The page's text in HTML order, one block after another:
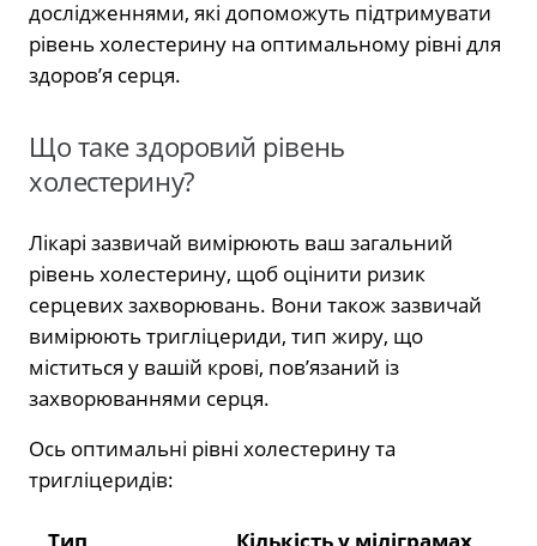
дослідженнями, які допоможуть підтримувати
рівень холестерину на оптимальному рівні для
здоров’я серця.
Що таке здоровий рівень
холестерину?
Лікарі зазвичай вимірюють ваш загальний
рівень холестерину, щоб оцінити ризик
серцевих захворювань. Вони також зазвичай
вимірюють тригліцериди, тип жиру, що
міститься у вашій крові, пов’язаний із
захворюваннями серця.
Ось оптимальні рівні холестерину та
тригліцеридів: